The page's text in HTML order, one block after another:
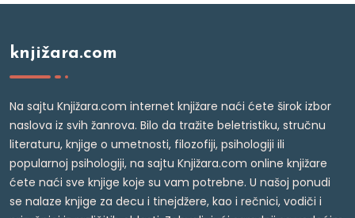
knjižara.com
Na sajtu Knjižara.com internet knjižare naći ćete širok izbor
naslova iz svih žanrova. Bilo da tražite beletristiku, stručnu
literaturu, knjige o umetnosti, filozofiji, psihologiji ili
popularnoj psihologiji, na sajtu Knjižara.com online knjižare
ćete naći sve knjige koje su vam potrebne. U našoj ponudi
se nalaze knjige za decu i tinejdžere, kao i rečnici, vodiči i